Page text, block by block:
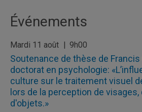
Événements
Mardi 11 août 9h00
Soutenance de thèse de Francis
doctorat en psychologie:
culture sur le traitement visuel
lors de la perception de
d'objets.»